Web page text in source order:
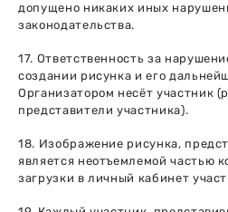
допущено никаких иных
законодательства.
17. Ответственность за
создании рисунка и его
Организатором несёт участник
представители участника).
18. Изображение рисунка,
является неотъемлемой частью
загрузки в личный кабинет